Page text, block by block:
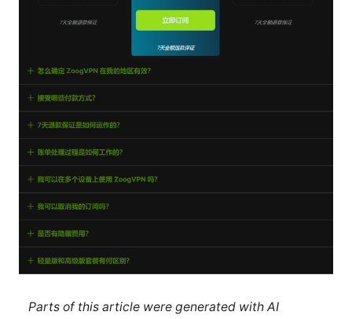
Parts of this article were generated with AI